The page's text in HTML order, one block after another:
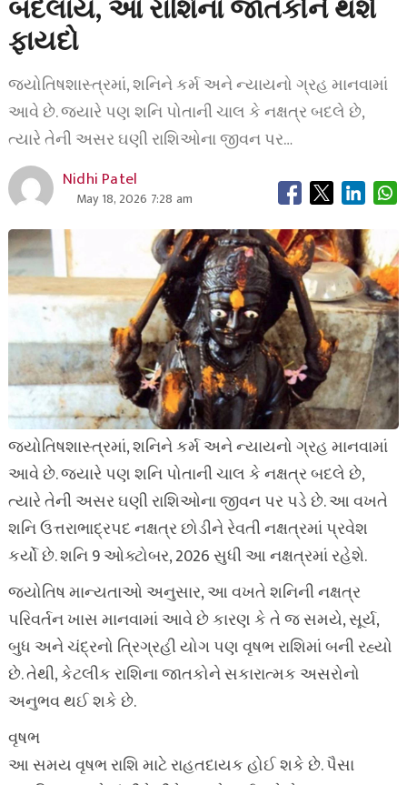
બદલાય, આ રાશિના જાતકોને થશે
ફાયદો
જ્યોતિષશાસ્ત્રમાં, શનિને કર્મ અને ન્યાયનો ગ્રહ માનવામાં
આવે છે. જ્યારે પણ શનિ પોતાની ચાલ કે નક્ષત્ર બદલે છે,
ત્યારે તેની અસર ઘણી રાશિઓના જીવન પર…
Nidhi Patel
May 18, 2026 7:28 am
જ્યોતિષશાસ્ત્રમાં, શનિને કર્મ અને ન્યાયનો ગ્રહ માનવામાં
આવે છે. જ્યારે પણ શનિ પોતાની ચાલ કે નક્ષત્ર બદલે છે,
ત્યારે તેની અસર ઘણી રાશિઓના જીવન પર પડે છે. આ વખતે
શનિ ઉત્તરાભાદ્રપદ નક્ષત્ર છોડીને રેવતી નક્ષત્રમાં પ્રવેશ
કર્યો છે. શનિ 9 ઓક્ટોબર, 2026 સુધી આ નક્ષત્રમાં રહેશે.
જ્યોતિષ માન્યતાઓ અનુસાર, આ વખતે શનિની નક્ષત્ર
પરિવર્તન ખાસ માનવામાં આવે છે કારણ કે તે જ સમયે, સૂર્ય,
બુધ અને ચંદ્રનો ત્રિગ્રહી યોગ પણ વૃષભ રાશિમાં બની રહ્યો
છે. તેથી, કેટલીક રાશિના જાતકોને સકારાત્મક અસરોનો
અનુભવ થઈ શકે છે.
વૃષભ
આ સમય વૃષભ રાશિ માટે રાહતદાયક હોઈ શકે છે. પૈસા